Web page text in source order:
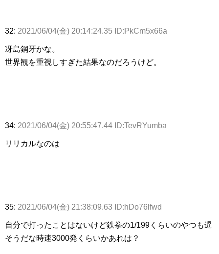
32: 2021/06/04(金) 20:14:24.35 ID:PkCm5x66a
冴島鋼牙かな。
世界観を重視しすぎた結果なのだろうけど。
34: 2021/06/04(金) 20:55:47.44 ID:TevRYumba
リリカルなのは
35: 2021/06/04(金) 21:38:09.63 ID:hDo76lfwd
自分で打ったことはないけど鉄拳の1/199くらいのやつも遅
そうだな時速3000発くらいかあれは？